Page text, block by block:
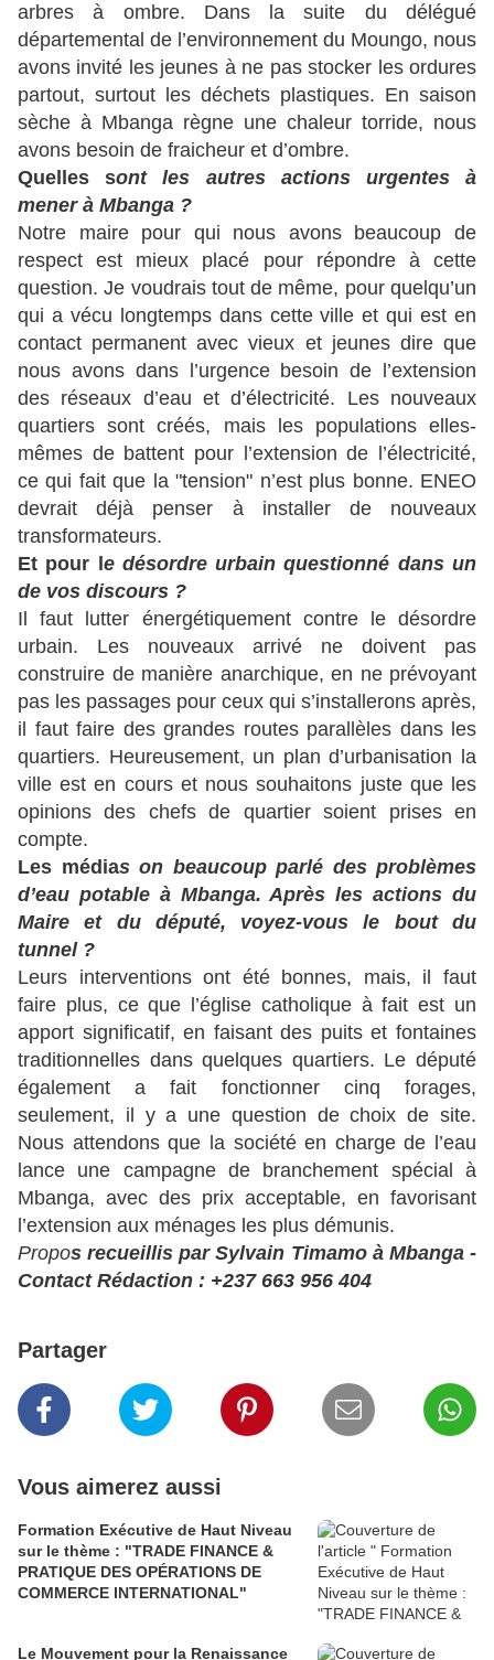
arbres à ombre. Dans la suite du délégué
départemental de l’environnement du Moungo, nous
avons invité les jeunes à ne pas stocker les ordures
partout, surtout les déchets plastiques. En saison
sèche à Mbanga règne une chaleur torride, nous
avons besoin de fraicheur et d’ombre.
Quelles sont les autres actions urgentes à
mener à Mbanga ?
Notre maire pour qui nous avons beaucoup de
respect est mieux placé pour répondre à cette
question. Je voudrais tout de même, pour quelqu’un
qui a vécu longtemps dans cette ville et qui est en
contact permanent avec vieux et jeunes dire que
nous avons dans l’urgence besoin de l’extension
des réseaux d’eau et d’électricité. Les nouveaux
quartiers sont créés, mais les populations elles-
mêmes de battent pour l’extension de l’électricité,
ce qui fait que la "tension" n’est plus bonne. ENEO
devrait déjà penser à installer de nouveaux
transformateurs.
Et pour l e désordre urbain questionné dans un
de vos discours ?
Il faut lutter énergétiquement contre le désordre
urbain. Les nouveaux arrivé ne doivent pas
construire de manière anarchique, en ne prévoyant
pas les passages pour ceux qui s’installerons après,
il faut faire des grandes routes parallèles dans les
quartiers. Heureusement, un plan d’urbanisation la
ville est en cours et nous souhaitons juste que les
opinions des chefs de quartier soient prises en
compte.
Les médias on beaucoup parlé des problèmes
d’eau potable à Mbanga. Après les actions du
Maire et du député, voyez-vous le bout du
tunnel ?
Leurs interventions ont été bonnes, mais, il faut
faire plus, ce que l’église catholique à fait est un
apport significatif, en faisant des puits et fontaines
traditionnelles dans quelques quartiers. Le député
également a fait fonctionner cinq forages,
seulement, il y a une question de choix de site.
Nous attendons que la société en charge de l’eau
lance une campagne de branchement spécial à
Mbanga, avec des prix acceptable, en favorisant
l’extension aux ménages les plus démunis.
Propos recueillis par Sylvain Timamo à Mbanga -
Contact Rédaction : +237 663 956 404
Partager
Vous aimerez aussi
Formation Exécutive de Haut Niveau
sur le thème : "TRADE FINANCE &
PRATIQUE DES OPÉRATIONS DE
COMMERCE INTERNATIONAL"
Le Mouvement pour la Renaissance